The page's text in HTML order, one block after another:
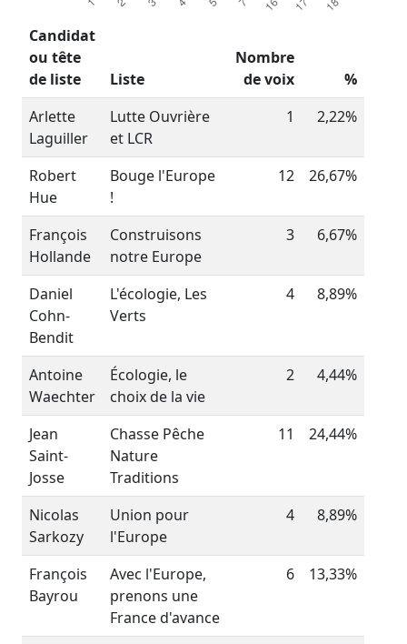
Candidat
ou tête
de liste
Liste
Nombre
de voix
%
Arlette
Laguiller
Lutte Ouvrière
et LCR
1 2,22%
Robert
Hue
Bouge l'Europe
!
12 26,67%
François
Hollande
Construisons
notre Europe
3 6,67%
Daniel
Cohn-
Bendit
L'écologie, Les
Verts
4 8,89%
Antoine
Waechter
Écologie, le
choix de la vie
2 4,44%
Jean
Saint-
Josse
Chasse Pêche
Nature
Traditions
11 24,44%
Nicolas
Sarkozy
Union pour
l'Europe
4 8,89%
François
Bayrou
Avec l'Europe,
prenons une
France d'avance
6 13,33%